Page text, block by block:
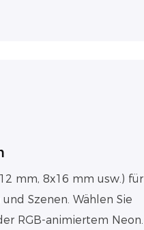
mm, 8x16 mm usw.) für
Szenen. Wählen Sie
RGB-animiertem Neon.